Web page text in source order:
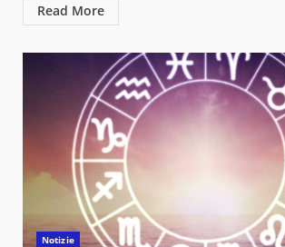
Read More
Notizie